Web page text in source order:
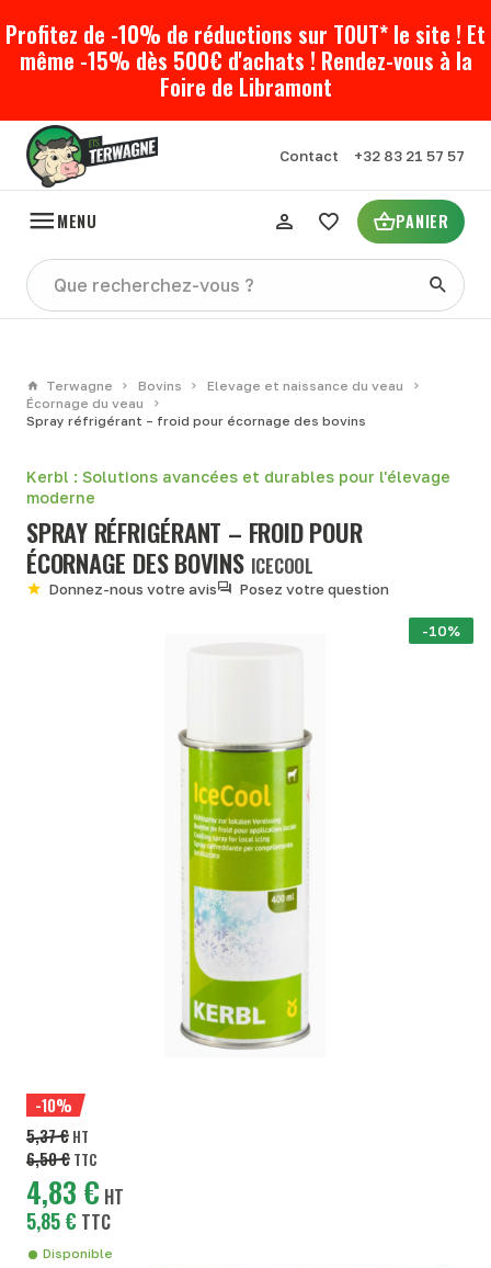
Profitez de -10% de réductions sur TOUT* le site ! Et
même -15% dès 500€ d'achats ! Rendez-vous à la
Foire de Libramont
Contact +32 83 21 57 57
MENU PANIER
Terwagne Bovins
Elevage et naissance du veau
Écornage du veau
Spray réfrigérant – froid pour écornage des bovins
Kerbl : Solutions avancées et durables pour l'élevage
moderne
SPRAY RÉFRIGÉRANT – FROID POUR
ÉCORNAGE DES BOVINS ICECOOL
Donnez-nous votre avis Posez votre question
-10%
-10%
5,37 € HT
6,50 € TTC
4,83 € HT
5,85 € TTC
Disponible